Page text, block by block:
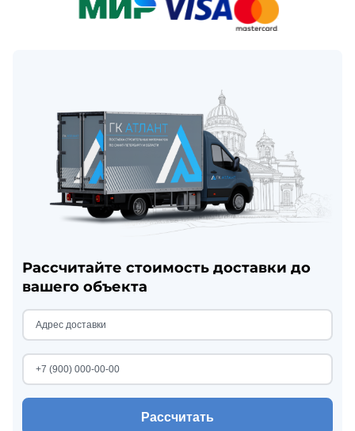
Рассчитайте стоимость доставки до
вашего объекта
Рассчитать